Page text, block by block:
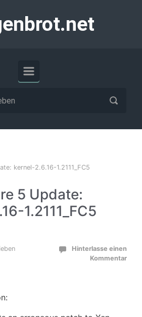
kernel-2.6.16-1.2111_FC5
5 Update:
1.2111_FC5
Hinterlasse einen
Kommentar